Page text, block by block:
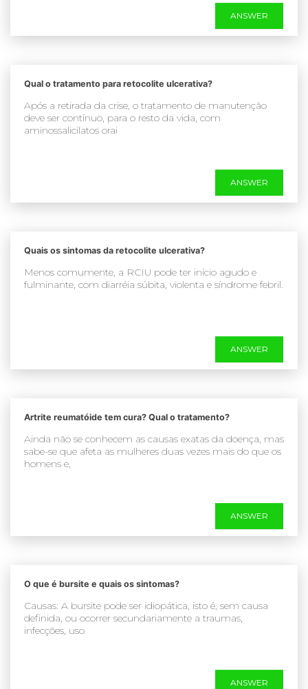
ANSWER
Qual o tratamento para retocolite ulcerativa?
Após a retirada da crise, o tratamento de manutenção
deve ser contínuo, para o resto da vida, com
aminossalicilatos orai
ANSWER
Quais os sintomas da retocolite ulcerativa?
Menos comumente, a RCIU pode ter início agudo e
fulminante, com diarréia súbita, violenta e síndrome febril.
ANSWER
Artrite reumatóide tem cura? Qual o tratamento?
Ainda não se conhecem as causas exatas da doença, mas
sabe-se que afeta as mulheres duas vezes mais do que os
homens e,
ANSWER
O que é bursite e quais os sintomas?
Causas: A bursite pode ser idiopática, isto é, sem causa
definida, ou ocorrer secundariamente a traumas,
infecções, uso
ANSWER